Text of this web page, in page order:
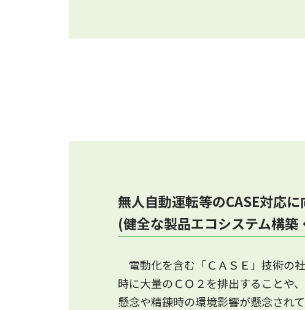
「公募関係資料、採択結果」のペー
①カーボンフットプリント（CFP）
2023.11.28
蓄電池のカーボンフットプリントの
現在、IDEAのライセンス貸与および
既にIDEAのライセンスをお持ちの場
「みずほリサーチ＆テクノロジーズ
無人自動運転等のCASE対応
(健全な製品エコシステム構
電動化を含む「ＣＡＳＥ」技術の
時に大量のＣＯ２を排出することや
懸念や精錬時の環境影響が懸念されて